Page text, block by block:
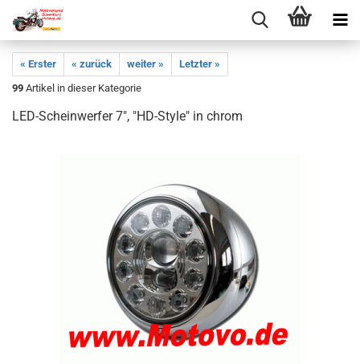
« Erster « zurück weiter »
Letzter »
99 Artikel in dieser Kategorie
LED-Scheinwerfer 7", "HD-Style" in chrom